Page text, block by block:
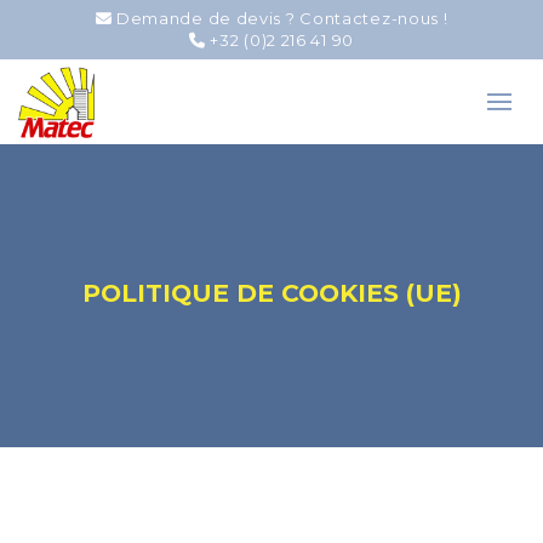
Demande de devis ? Contactez-nous !
+32 (0)2 216 41 90
POLITIQUE DE COOKIES (UE)